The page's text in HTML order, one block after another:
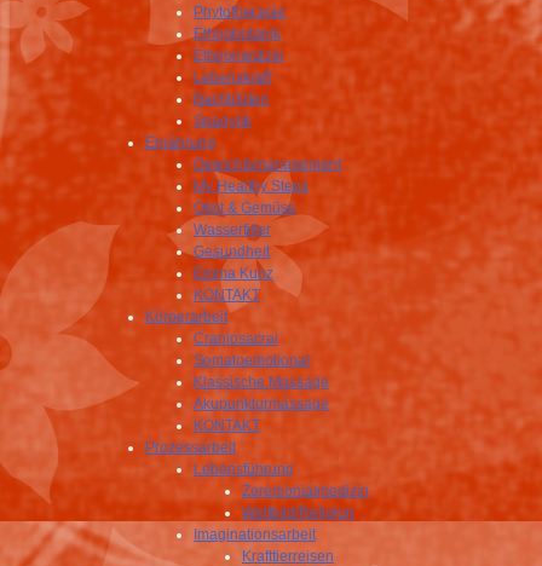
Phytotherapie
Ethnobotanik
Ethnomedizin
Lebenskraft
Bachblüten
Spagyrik
Ernährung
Gewichtsmanagement
My Healthy Steps
Obst & Gemüse
Wasserfilter
Gesundheit
Emma Kunz
KONTAKT
Körperarbeit
Craniosacral
Somatoemotional
Klassische Massage
Akupunkturmassage
KONTAKT
Prozessarbeit
Lebensführung
Zeremonialmedizin
Weltbild/Religion
Imaginationsarbeit
Krafttierreisen